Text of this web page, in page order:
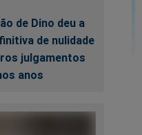
de Dino deu a
de nulidade
julgamentos
anos